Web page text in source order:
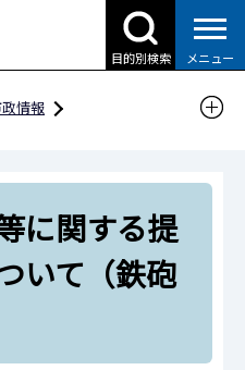
目的別検索 メニュー
情報
する提案書の提出について
に関する提
いて（鉄砲